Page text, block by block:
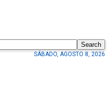
Search
SÁBADO, AGOSTO 8, 2026